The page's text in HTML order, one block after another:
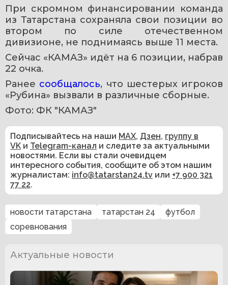
При скромном финансировании команда
из Татарстана сохраняла свои позиции во
втором по силе отечественном
дивизионе, не поднимаясь выше 11 места.
Сейчас «КАМАЗ» идёт на 6 позиции, набрав
22 очка.
Ранее сообщалось, что шестерых игроков
«Рубина» вызвали в различные сборные.
Фото: ФК "КАМАЗ"
Подписывайтесь на наши MAX, Дзен, группу в
VK и Telegram-канал и следите за актуальными
новостями. Если вы стали очевидцем
интересного события, сообщите об этом нашим
журналистам: info@tatarstan24.tv или +7 900 321
77 22.
новости татарстана татарстан 24
футбол
соревнования
Актуальные новости